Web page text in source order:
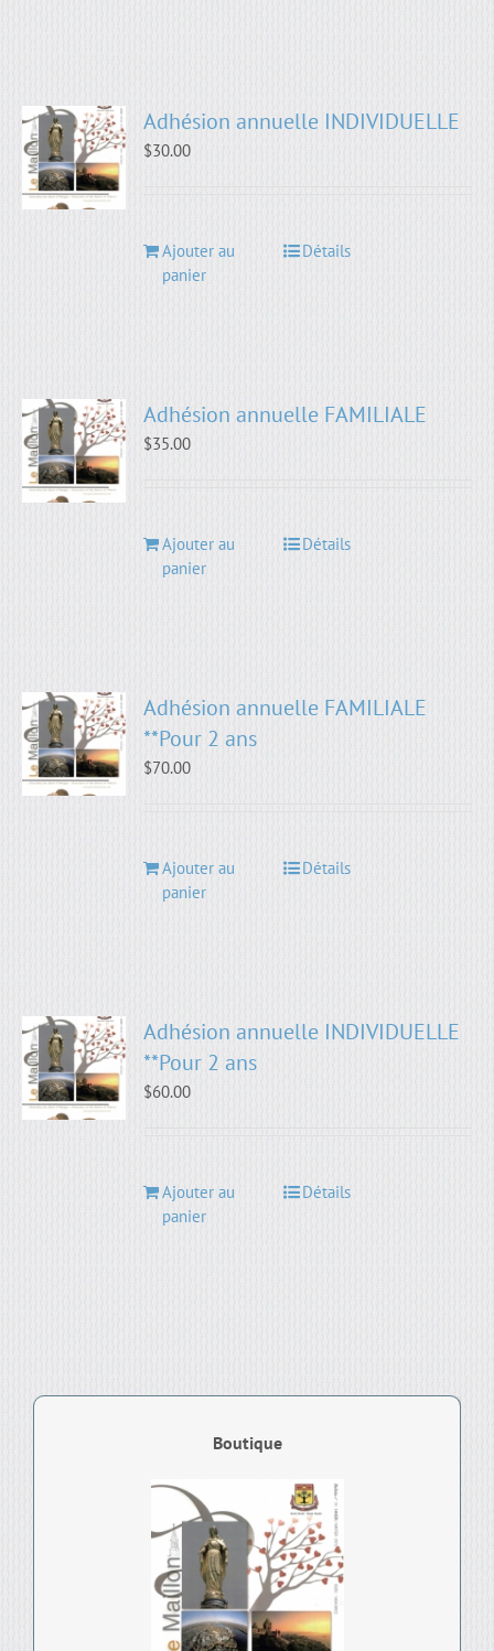
Adhésion annuelle INDIVIDUELLE
$30.00
Ajouter au
panier
Détails
Adhésion annuelle FAMILIALE
$35.00
Ajouter au
panier
Détails
Adhésion annuelle FAMILIALE
**Pour 2 ans
$70.00
Ajouter au
panier
Détails
Adhésion annuelle INDIVIDUELLE
**Pour 2 ans
$60.00
Ajouter au
panier
Détails
Boutique